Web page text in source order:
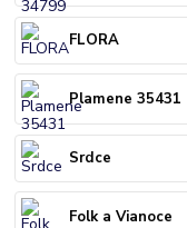
FLORA
Plamene 35431
Srdce
Folk a Vianoce